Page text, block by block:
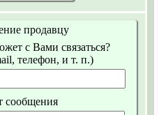
продавцу
с Вами связаться?
телефон, и т. п.)
сообщения